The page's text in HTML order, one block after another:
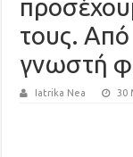
τους. Από
γνωστή
Iatrika Nea 30